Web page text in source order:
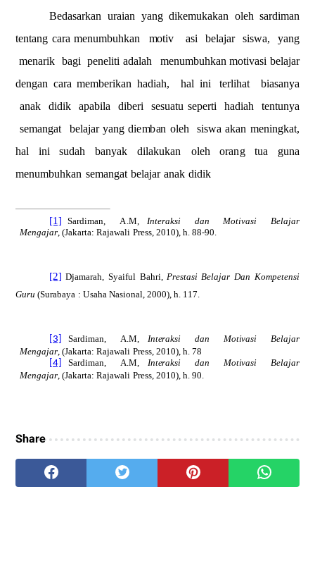
Bedasarkan uraian yang dikemukakan oleh sardiman
tentang caramenumbuhkan motiv asi belajar siswa, yang
menarik bagi penelitiadalah menumbuhkanmotivasi belajar
dengan caramemberikanhadiah, hal ini terlihat biasanya
anak
didik apabila diberi sesuatu seperti hadiah tentunya
semangat belajar yang diemban oleh siswaakan meningkat,
hal ini sudah banyak dilakukan oleh orang tua
guna
menumbuhkan semangat belajar anak didik
[1] Sardiman, A .M, Interaksi dan Motivasi
Belajar
Mengajar , (Jakarta:Rajawali Press, 2010), h. 88-90.
[2] Djamarah, Syaiful Bahri, Prestasi Belajar Dan Kompetensi
Guru (Surabaya : Usaha Nasional, 2000), h. 117.
[3] Sardiman, A .M, Interaksi dan Motivasi
Belajar
Mengajar , (Jakarta:Rajawali Press, 2010), h. 78
[4]
Sardiman, A .M, Interaksi dan Motivasi
Belajar
Mengajar , (Jakarta:Rajawali Press, 2010), h. 90.
Share